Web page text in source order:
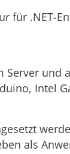
für .NET-
Server und
Intel
als